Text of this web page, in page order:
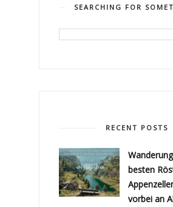
SEARCHING FOR
RECENT POSTS
besten
vorbei an